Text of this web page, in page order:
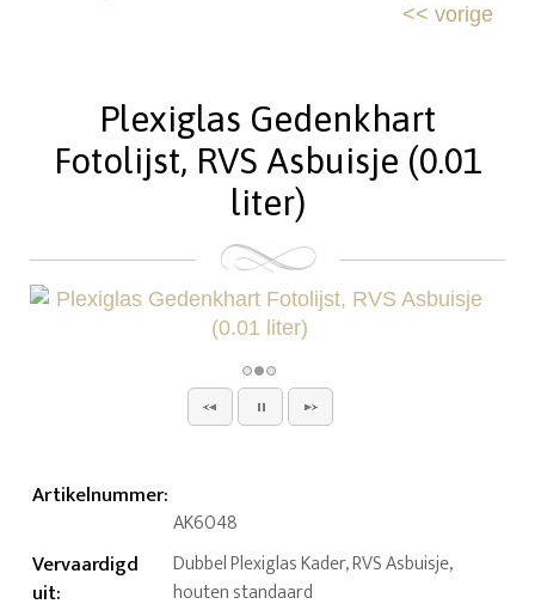
<< vorige
Plexiglas Gedenkhart
Fotolijst, RVS Asbuisje (0.01
liter)
Artikelnummer:
AK6048
Vervaardigd
uit:
Dubbel Plexiglas Kader, RVS Asbuisje,
houten standaard